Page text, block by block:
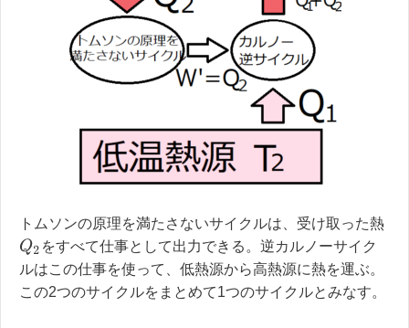
トムソンの原理を満たさないサイクルは、受け取った熱
Q2 をすべて仕事として出力できる。逆カルノーサイク
ルはこの仕事を使って、低熱源から高熱源に熱を運ぶ。
この2つのサイクルをまとめて1つのサイクルとみなす。